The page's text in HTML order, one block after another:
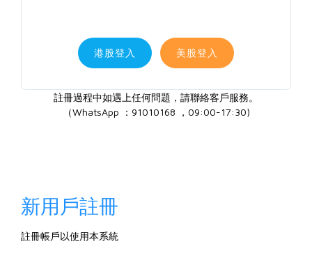
港股登入 美股登入
註冊過程中如遇上任何問題，請聯絡客戶服務。
（WhatsApp ：91010168 ，09:00-17:30)
新用戶註冊
註冊帳戶以使用本系統